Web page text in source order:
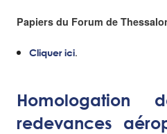
Papiers du Forum de
Cliquer ici.
Homologation
redevances